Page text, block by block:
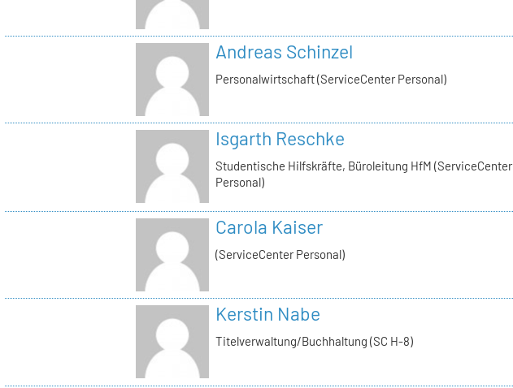
Andreas Schinzel
Personalwirtschaft (ServiceCenter Personal)
Isgarth Reschke
Studentische Hilfskräfte, Büroleitung HfM (ServiceCenter
Personal)
Carola Kaiser
(ServiceCenter Personal)
Kerstin Nabe
Titelverwaltung/Buchhaltung (SC H-8)